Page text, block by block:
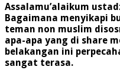
bully-
an
yang
datang
dari
teman
Assalamu’alaikum
Bagaimana menyikapi
teman non muslim
apa-apa yang di share
belakangan ini
sangat terasa.